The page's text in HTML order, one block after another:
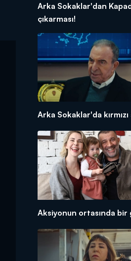
Arka Sokaklar'dan
çıkarması!
Arka Sokaklar'da
Aksiyonun ortasında bir